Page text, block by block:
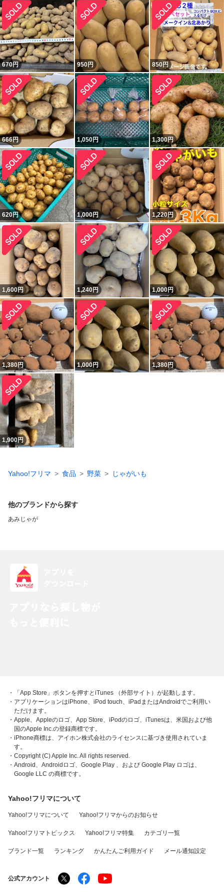
670円 950円 850円
666円 1,050円 1,300円
620円 1,000円 1,220円
1,600円 1,240円 1,000円
1,380円 1,000円 1,380円
1,900円
Yahoo!フリマ 食品 野菜 じゃがいも
他のブランドから探す
あみじゃが
・「App Store」ボタンを押すとiTunes （外部サイト）が起動します。
・アプリケーションはiPhone、iPod touch、iPadまたはAndroidでご利用い
ただけます。
・Apple、Appleのロゴ、App Store、iPodのロゴ、iTunesは、米国および他
国のApple Inc.の登録商標です。
・iPhone商標は、アイホン株式会社のライセンスに基づき使用されていま
す。
・Copyright (C) Apple Inc. All rights reserved.
・Android、Androidロゴ、Google Play 、および Google Play ロゴは、
Google LLC の商標です。
Yahoo!フリマについて
Yahoo!フリマについて Yahoo!フリマからのお知らせ
Yahoo!フリマトピックス Yahoo!フリマ特集 カテゴリ一覧
ブランド一覧 ランキング かんたんご利用ガイド メール通知設定
公式アカウント